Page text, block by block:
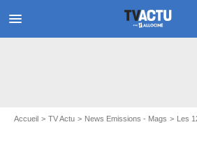
menu
Accueil TV Actu News Emissions - Mags Les